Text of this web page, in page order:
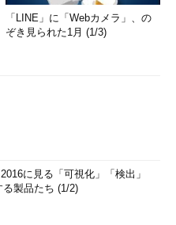
「LINE」に「Webカメラ」、の
ぞき見られた1月 (1/3)
に見る「可視化」「検出」
る製品たち (1/2)